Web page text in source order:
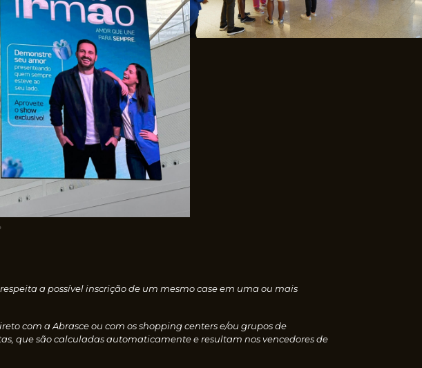
a possível inscrição de um mesmo case em uma ou mais
com a Abrasce ou com os shopping centers e/ou grupos de
que são calculadas automaticamente e resultam nos vencedores de